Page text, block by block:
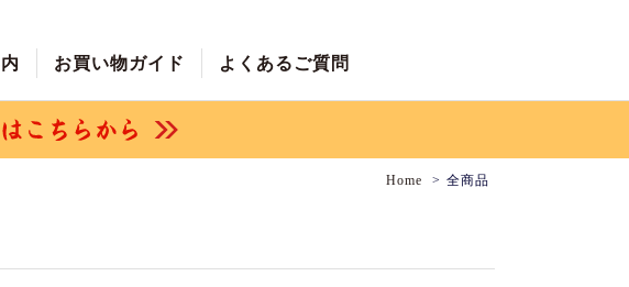
お買い物ガイド よくあるご質問
Home 全商品